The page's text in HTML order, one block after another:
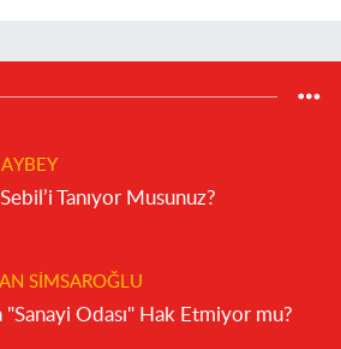
Tanıyor Musunuz?
SIMSAROĞLU
"Sanayi Odası" Hak Etmiyor mu?